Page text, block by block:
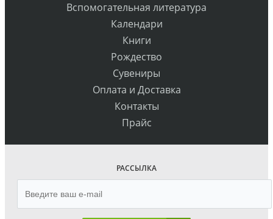
Вспомогательная литература
Календари
Книги
Рождество
Сувениры
Оплата и Доставка
Контакты
Прайс
РАССЫЛКА